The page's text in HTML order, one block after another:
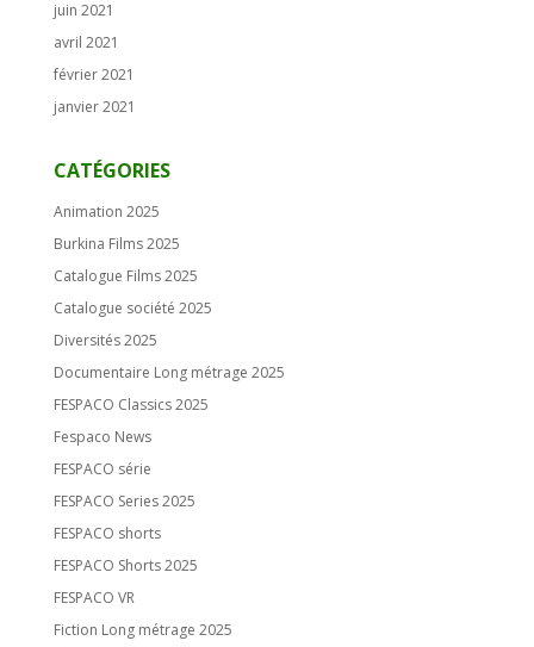
juin 2021
avril 2021
février 2021
janvier 2021
CATÉGORIES
Animation 2025
Burkina Films 2025
Catalogue Films 2025
Catalogue société 2025
Diversités 2025
Documentaire Long métrage 2025
FESPACO Classics 2025
Fespaco News
FESPACO série
FESPACO Series 2025
FESPACO shorts
FESPACO Shorts 2025
FESPACO VR
Fiction Long métrage 2025